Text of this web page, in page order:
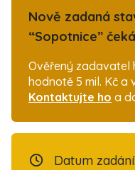
Nově zadaná
“Sopotnice”
Ověřený zadavatel
hodnotě 5 mil. Kč a
Kontaktujte ho a
Datum zadání: